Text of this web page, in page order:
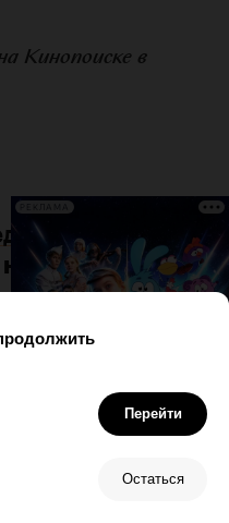
Кинопоиске в
Баг и Супер-
новые серии
семьи